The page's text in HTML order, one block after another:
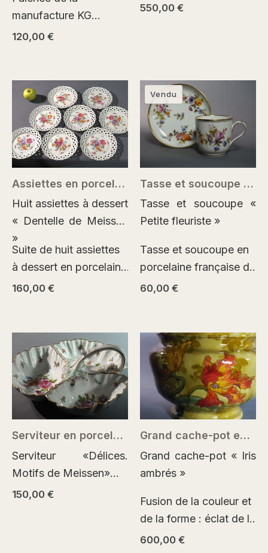
manufacture KG
Lunéville (fin XIXe –
japonisant imprimé en
brun manganèse :
personnage en kimono,
…
120,00 €
réunissant l’influence
intérêt marqué pour les
motifs naturalistes,…
550,00 €
Assiettes en porcelaine ajourée Schumann Arzberg 1932–1944
Huit assiettes à dessert
« Dentelle de Meissen
»
Suite de huit assiettes
à dessert en porcelaine
ajourée Durchbruch,
s’inscrivant dans la
tradition des «
Dresdner Blumen…
160,00 €
Vendu
Tasse et soucoupe en porcelaine peinte main Rihouet Paris
Tasse et soucoupe «
Petite fleuriste »
Tasse et soucoupe en
porcelaine française de
la fin du XIXe siècle, à
bouquet…
60,00 €
Serviteur en porcelaine de Dresden style Meissen
Serviteur «Délices.
Motifs de Meissen»
Serviteur en porcelaine
150,00 €
Grand cache-pot en faïence Art nouveau
Grand cache-pot « Iris
ambrés »
Fusion de la couleur et
de la forme : éclat de la
glaçure, relief de la
600,00 €